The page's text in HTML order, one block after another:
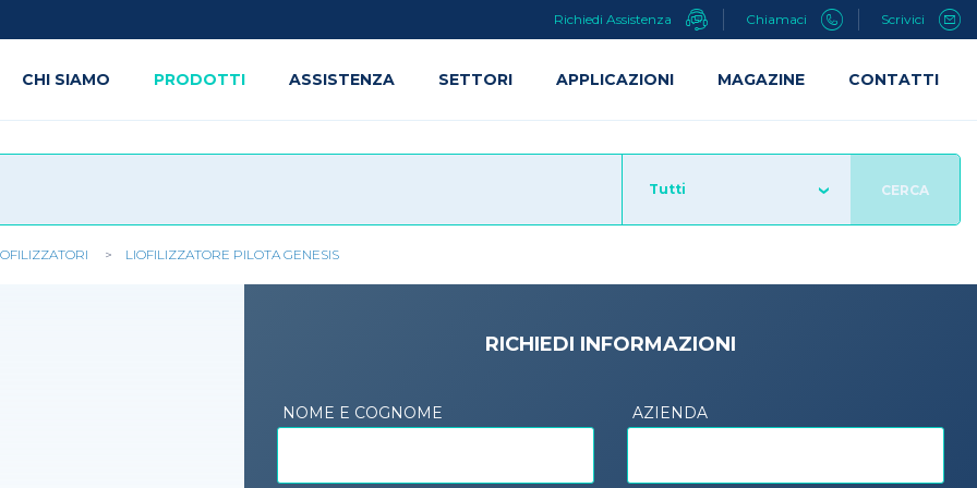
Tutti CERCA
LIOFILIZZATORE PILOTA GENESIS
RICHIEDI INFORMAZIONI
NOME E COGNOME AZIENDA
Richiedi Assistenza Chiamaci Scrivici
CHI SIAMO PRODOTTI ASSISTENZA SETTORI APPLICAZIONI MAGAZINE CONTATTI